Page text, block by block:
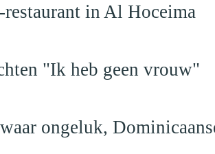
in Al Hoceima
"Ik heb geen vrouw"
ongeluk,